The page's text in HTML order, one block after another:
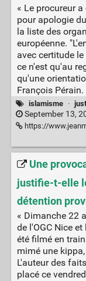
« Le procureur
pour apologie
la liste des
européenne.
avec certitude
ce n'est qu'au
qu'une
François Pérain.
islamisme ·
September 13,
https://www.jeanmarcmorandini.com/article-472960-un-
Une
justifie-t-elle
détention
« Dimanche 22
de l'OGC Nice
été filmé en
mimé une
L'auteur des
placé ce